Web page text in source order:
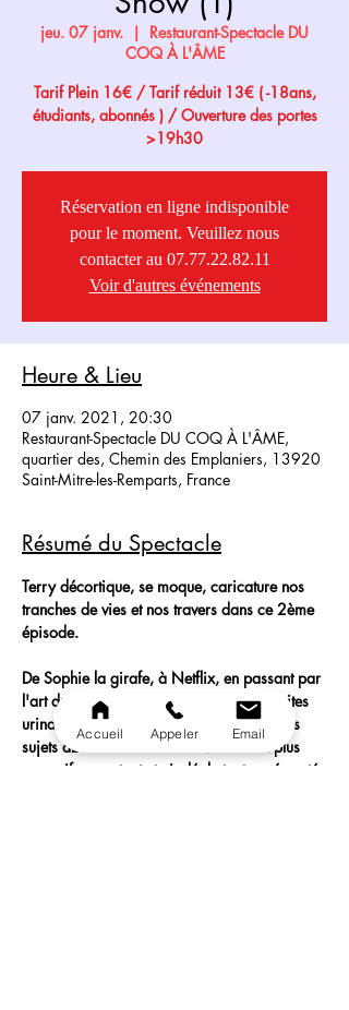
jeu. 07 janv.
  |
Restaurant-Spectacle DU
COQ À L'ÂME
Tarif Plein 16€ / Tarif réduit 13€ ( -18ans,
étudiants, abonnés ) / Ouverture des portes
>19h30
Réservation en ligne indisponible
pour le moment. Veuillez nous
contacter au 07.77.22.82.11
Voir d'autres événements
Heure & Lieu
07 janv. 2021, 20:30
Restaurant-Spectacle DU COQ À L'ÂME,
quartier des, Chemin des Emplaniers, 13920
Saint-Mitre-les-Remparts, France
Résumé du Spectacle
Terry décortique, se moque, caricature nos
tranches de vies et nos travers dans ce 2ème
épisode.
De Sophie la girafe, à Netflix, en passant par
l'art du Fen Shui, mais aussi l'actu, les fuites
urinaires ou son amour d'enfance, tous les
sujets abordés sont traités avec un ton plus
corrosif, percutant et ciselé, le tout agrémenté
Accueil Appeler Email